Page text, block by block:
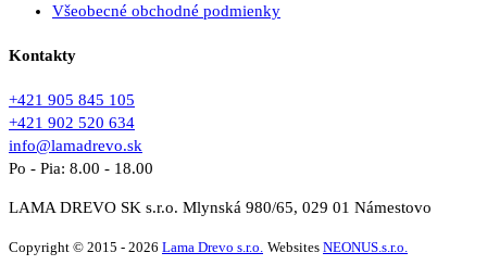
Všeobecné obchodné podmienky
Kontakty
+421 905 845 105
+421 902 520 634
info@lamadrevo.sk
Po - Pia: 8.00 - 18.00
LAMA DREVO SK s.r.o. Mlynská 980/65, 029 01 Námestovo
Copyright © 2015 - 2026 Lama Drevo s.r.o. Websites NEONUS.s.r.o.